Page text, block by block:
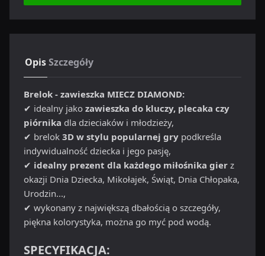
OpisSzczegóły
Brelok - zawieszka MIECZ DIAMOND:
✔ idealny jako zawieszka do kluczy, plecaka czy
piórnika dla dzieciaków i młodzieży,
✔ brelok 3D w stylu popularnej gry podkreśla
indywidualność dziecka i jego pasję,
✔ idealny prezent dla każdego miłośnika gier z
okazji Dnia Dziecka, Mikołajek, Świąt, Dnia Chłopaka,
Urodzin...,
✔ wykonany z największą dbałością o szczegóły,
piękna kolorystyka, można go myć pod wodą.
SPECYFIKACJA: